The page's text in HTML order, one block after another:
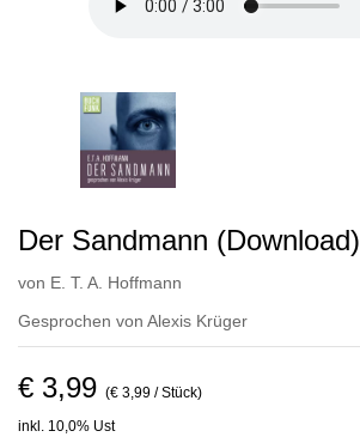
Der Sandmann (Download)
von E. T. A. Hoffmann
Gesprochen von Alexis Krüger
€ 3,99 (€ 3,99 / Stück)
inkl. 10,0% Ust